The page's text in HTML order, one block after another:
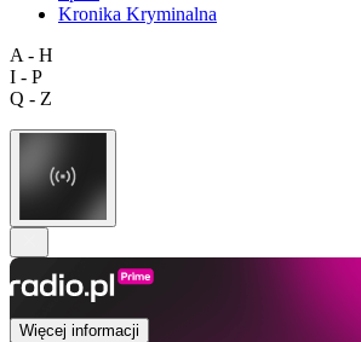
Kronika Kryminalna
A - H
I - P
Q - Z
Więcej informacji